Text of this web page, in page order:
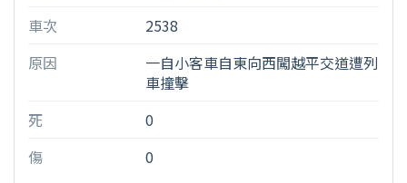
車次
2538
原因
一自小客車自東向西闖越平交道遭列
車撞擊
死
0
傷
0